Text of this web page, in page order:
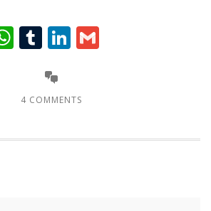
WhatsApp
TumblrLinkedIn
4 COMMENTS